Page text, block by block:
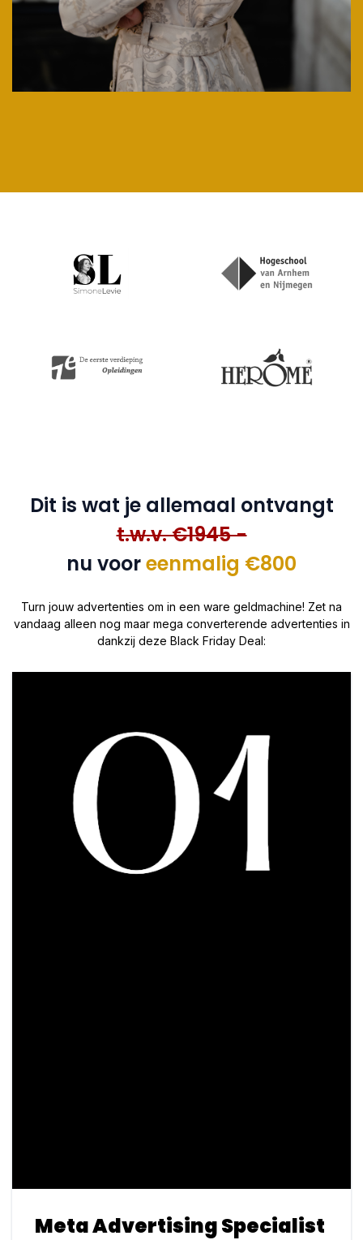
Dit is wat je allemaal ontvangt
t.w.v. €1945 -
nu vooreenmalig €800
Turn jouw advertenties om in een ware geldmachine! Zet na
vandaag alleen nog maar mega converterende advertenties in
dankzij deze Black Friday Deal:
Meta Advertising Specialist